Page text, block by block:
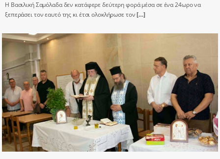
Η Βασιλική Σαμόλαδα δεν κατάφερε δεύτερη φορά μέσα σε ένα 24ωρο να
ξεπεράσει τον εαυτό της κι έτσι ολοκλήρωσε τον[…]